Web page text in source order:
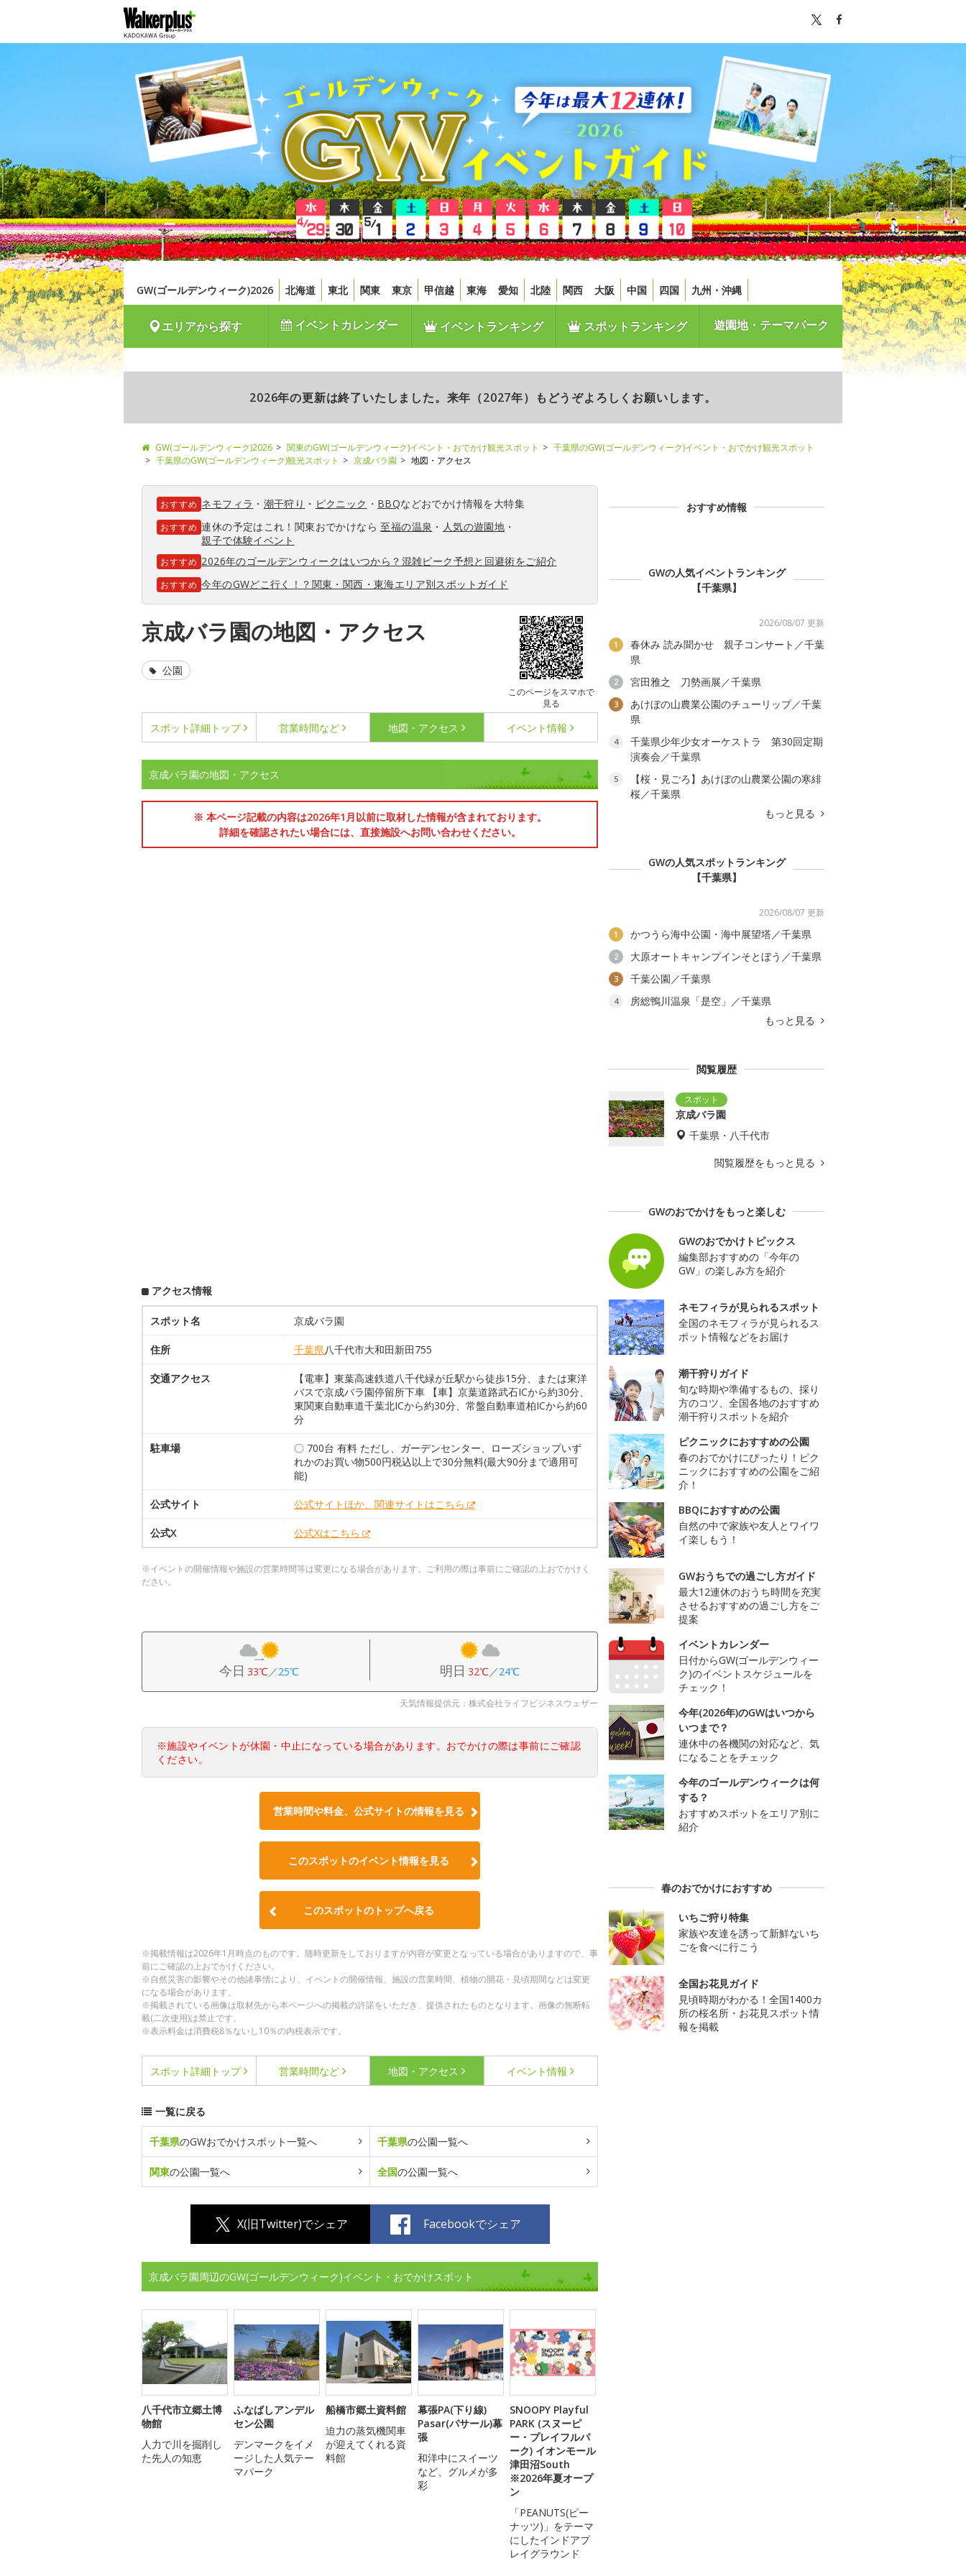
GW(ゴールデンウィーク)2026 北海道 東北 関東 東京 甲信越 東海 愛知 北陸 関西 大阪 中国 四国 九州・沖縄
エリアから探す イベントカレンダー イベントランキング スポットランキング 遊園地・テーマパーク
2026年の更新は終了いたしました。来年（2027年）もどうぞよろしくお願いします。
GW(ゴールデンウィーク)2026 関東のGW(ゴールデンウィーク)イベント・おでかけ観光スポット
千葉県のGW(ゴールデンウィーク)イベント・おでかけ観光スポット
千葉県のGW(ゴールデンウィーク)観光スポット
京成バラ園 地図・アクセス
おすすめ ネモフィラ ・ 潮干狩り ・ ピクニック ・ BBQなどおでかけ情報を大特集
おすすめ 連休の予定はこれ！関東おでかけなら至福の温泉 ・ 人気の遊園地 ・
親子で体験イベント
おすすめ 2026年のゴールデンウィークはいつから？混雑ピーク予想と回避術をご紹介
おすすめ 今年のGWどこ行く！？関東・関西・東海エリア別スポットガイド
京成バラ園の地図・アクセス
このページをスマホで
見る
公園
スポット詳細 トップ 営業時間など 地図・アクセス イベント情報
京成バラ園の地図・アクセス
※ 本ページ記載の内容は2026年1月以前に取材した情報が含まれております。
詳細を確認されたい場合には、直接施設へお問い合わせください。
アクセス情報
スポット名 京成バラ園
住所 千葉県八千代市大和田新田755
交通アクセス
【電車】東葉高速鉄道八千代緑が丘駅から徒歩15分、または東洋
バスで京成バラ園停留所下車 【車】京葉道路武石ICから約30分、
東関東自動車道千葉北ICから約30分、常盤自動車道柏ICから約60
分
駐車場
〇 700台 有料 ただし、ガーデンセンター、ローズショップいず
れかのお買い物500円税込以上で30分無料(最大90分まで適用可
能)
公式サイト 公式サイトほか、関連サイトはこちら
公式X 公式Xはこちら
※イベントの開催情報や施設の営業時間等は変更になる場合があります。ご利用の際は事前にご確認の上おでかけく
ださい。
今日 33℃／25℃ 明日 32℃／24℃
天気情報提供元：株式会社ライフビジネスウェザー
※施設やイベントが休園・中止になっている場合があります。おでかけの際は事前にご確認
ください。
営業時間や料金、公式サイトの情報を見る
このスポットのイベント情報を見る
このスポットのトップへ戻る
※掲載情報は2026年1月時点のものです。随時更新をしておりますが内容が変更となっている場合がありますので、事
前にご確認の上おでかけください。
※自然災害の影響やその他諸事情により、イベントの開催情報、施設の営業時間、植物の開花・見頃期間などは変更
になる場合があります。
※掲載されている画像は取材先から本ページへの掲載の許諾をいただき、提供されたものとなります。画像の無断転
載(二次使用)は禁止です。
※表示料金は消費税8％ないし10％の内税表示です。
スポット詳細 トップ 営業時間など 地図・アクセス イベント情報
一覧に戻る
千葉県のGWおでかけスポット一覧へ 千葉県の公園一覧へ
関東の公園一覧へ 全国の公園一覧へ
X(旧Twitter)でシェア Facebookでシェア
京成バラ園周辺のGW(ゴールデンウィーク)イベント・おでかけスポット
八千代市立郷土博
物館
人力で川を掘削し
た先人の知恵
ふなばしアンデル
セン公園
デンマークをイメ
ージした人気テー
マパーク
船橋市郷土資料館
迫力の蒸気機関車
が迎えてくれる資
料館
幕張PA(下り線)
Pasar(パサール)幕
張
和洋中にスイーツ
など、グルメが多
彩
SNOOPY Playful
PARK (スヌーピ
ー・プレイフルパ
ーク) イオンモール
津田沼South
※2026年夏オープ
ン
「PEANUTS(ピー
ナッツ)」をテーマ
にしたインドアプ
レイグラウンド
おすすめ情報
GWの人気イベントランキング
【千葉県】
2026/08/07 更新
1
春休み 読み聞かせ 親子コンサート／千葉
県
2 宮田雅之 刀勢画展／千葉県
3
あけぼの山農業公園のチューリップ／千葉
県
4
千葉県少年少女オーケストラ 第30回定期
演奏会／千葉県
5
【桜・見ごろ】あけぼの山農業公園の寒緋
桜／千葉県
もっと見る
GWの人気スポットランキング
【千葉県】
2026/08/07 更新
1 かつうら海中公園・海中展望塔／千葉県
2 大原オートキャンプインそとぼう／千葉県
3 千葉公園／千葉県
4
房総鴨川温泉「是空」／千葉県
もっと見る
閲覧履歴
京成バラ園
千葉県・八千代市
閲覧履歴をもっと見る
GWのおでかけをもっと楽しむ
GWのおでかけトピックス
編集部おすすめの「今年の
GW」の楽しみ方を紹介
ネモフィラが見られるスポット
全国のネモフィラが見られるス
ポット情報などをお届け
潮干狩りガイド
旬な時期や準備するもの、採り
方のコツ、全国各地のおすすめ
潮干狩りスポットを紹介
ピクニックにおすすめの公園
春のおでかけにぴったり！ピク
ニックにおすすめの公園をご紹
介！
BBQにおすすめの公園
自然の中で家族や友人とワイワ
イ楽しもう！
GWおうちでの過ごし方ガイド
最大12連休のおうち時間を充実
させるおすすめの過ごし方をご
提案
イベントカレンダー
日付からGW(ゴールデンウィー
ク)のイベントスケジュールを
チェック！
今年(2026年)のGWはいつから
いつまで？
連休中の各機関の対応など、気
になることをチェック
今年のゴールデンウィークは何
する？
おすすめスポットをエリア別に
紹介
春のおでかけにおすすめ
いちご狩り特集
家族や友達を誘って新鮮ないち
ごを食べに行こう
全国お花見ガイド
見頃時期がわかる！全国1400カ
所の桜名所・お花見スポット情
報を掲載